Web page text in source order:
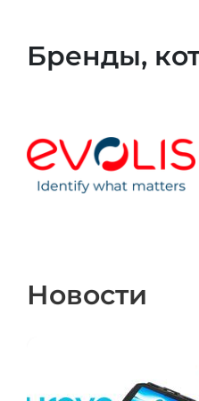
Бренды,
Новости